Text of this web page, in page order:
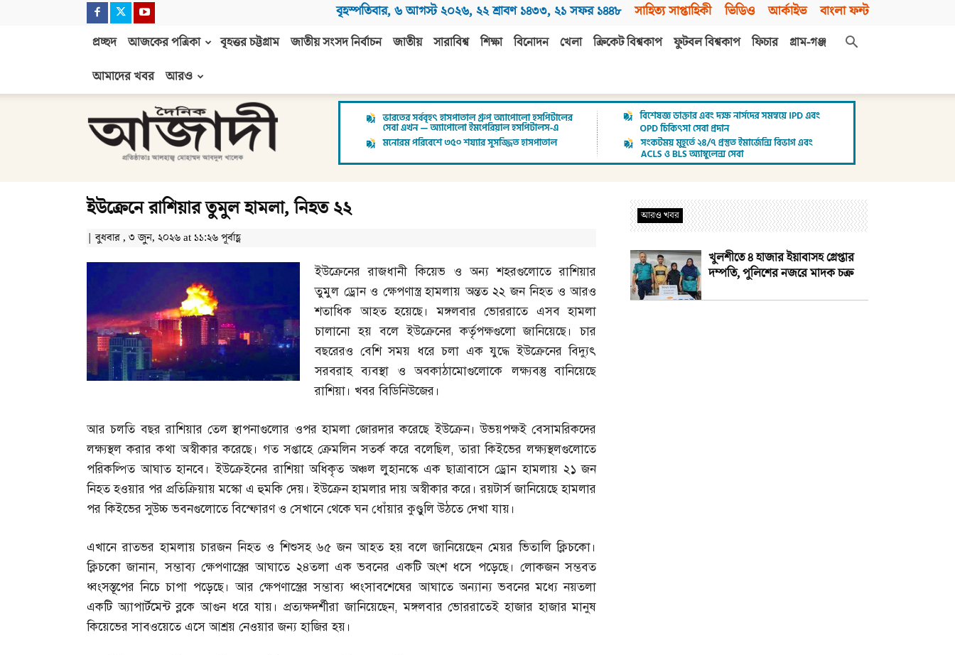
বৃহস্পতিবার, ৬ আগস্ট ২০২৬, ২২ শ্রাবণ ১৪৩৩, ২১ সফর ১৪৪৮ সাহিত্য সাপ্তাহিকী ভিডিও আর্কাইভ বাংলা ফন্ট
প্রচ্ছদ আজকের পত্রিকা বৃহত্তর চট্টগ্রাম জাতীয় সংসদ নির্বাচন জাতীয় সারাবিশ্ব শিক্ষা বিনোদন খেলা ক্রিকেট বিশ্বকাপ ফুটবল বিশ্বকাপ ফিচার
গ্রাম-গঞ্জ
আমাদের খবর
আরও
আজাদী
ইউক্রেনে রাশিয়ার তুমুল হামলা, নিহত ২২
| বুধবার , ৩ জুন, ২০২৬ at ১১:২৬ পূর্বাহ্ণ
ইউক্রেনের রাজধানী কিয়েভ ও অন্য শহরগুলোতে রাশিয়ার
তুমুল ড্রোন ও ক্ষেপণাস্ত্র হামলায় অন্তত ২২ জন নিহত ও আরও
শতাধিক আহত হয়েছে। মঙ্গলবার ভোররাতে এসব হামলা
চালানো হয় বলে ইউক্রেনের কর্তৃপক্ষগুলো জানিয়েছে। চার
বছরেরও বেশি সময় ধরে চলা এক যুদ্ধে ইউক্রেনের বিদ্যুৎ
সরবরাহ ব্যবস্থা ও অবকাঠামোগুলোকে লক্ষ্যবস্তু বানিয়েছে
রাশিয়া। খবর বিডিনিউজের।
আর চলতি বছর রাশিয়ার তেল স্থাপনাগুলোর ওপর হামলা জোরদার করেছে ইউক্রেন। উভয়পক্ষই বেসামরিকদের
লক্ষ্যস্থল করার কথা অস্বীকার করেছে। গত সপ্তাহে ক্রেমলিন সতর্ক করে বলেছিল,তারা কিইভের লক্ষ্যস্থলগুলোতে
পরিকল্পিত আঘাত হানবে। ইউক্রেইনের রাশিয়া অধিকৃত অঞ্চল লুহানস্কে এক ছাত্রাবাসে ড্রোন হামলায় ২১ জন
নিহত হওয়ার পর প্রতিক্রিয়ায় মস্কো এ হুমকি দেয়। ইউক্রেন হামলার দায় অস্বীকার করে। রয়টার্স জানিয়েছে হামলার
পর কিইভের সুউচ্চ ভবনগুলোতে বিস্ফোরণ ও সেখানে থেকে ঘন ধোঁয়ার কুণ্ডুলি উঠতে দেখা যায়।
এখানে রাতভর হামলায় চারজন নিহত ও শিশুসহ ৬৫ জন আহত হয় বলে জানিয়েছেন মেয়র ভিতালি ক্লিচকো।
ক্লিচকো জানান,সম্ভাব্য ক্ষেপণাস্ত্রের আঘাতে ২৪তলা এক ভবনের একটি অংশ ধসে পড়েছে। লোকজন সম্ভবত
ধ্বংসস্তূপের নিচে চাপা পড়েছে। আর ক্ষেপণাস্ত্রের সম্ভাব্য ধ্বংসাবশেষের আঘাতে অন্যান্য ভবনের মধ্যে নয়তলা
একটি অ্যাপার্টমেন্ট ব্লকে আগুন ধরে যায়। প্রত্যক্ষদর্শীরা জানিয়েছেন,মঙ্গলবার ভোররাতেই হাজার হাজার মানুষ
কিয়েভের সাবওয়েতে এসে আশ্রয় নেওয়ার জন্য হাজির হয়।
আরও খবর
খুলশীতে ৪ হাজার ইয়াবাসহ গ্রেপ্তার
দম্পতি, পুলিশের নজরে মাদক চক্র